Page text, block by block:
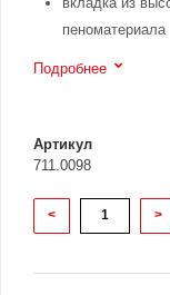
пеноматериала
Подробнее
Артикул
711.0098
< >